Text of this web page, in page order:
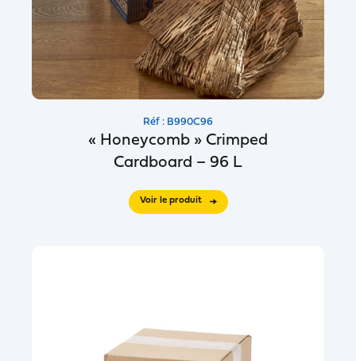
Réf : B990C96
« Honeycomb » Crimped
Cardboard – 96 L
Voir le produit